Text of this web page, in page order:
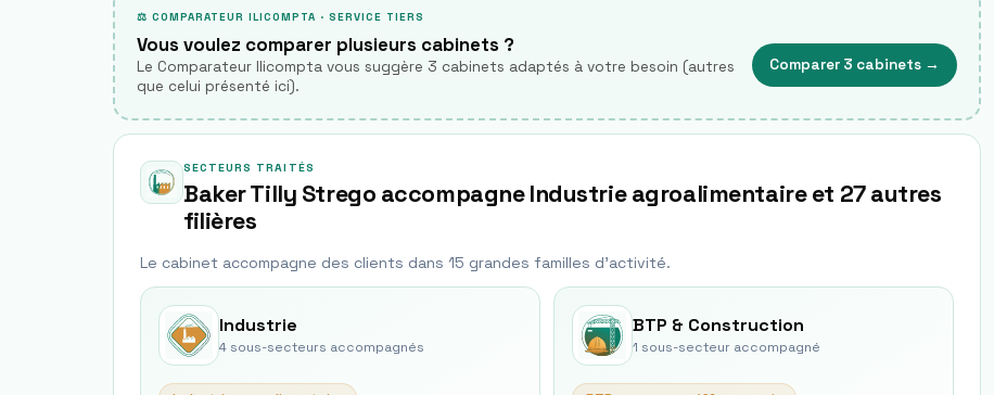
⚖ COMPARATEUR ILICOMPTA · SERVICE TIERS
Vous voulez comparer plusieurs cabinets ?
Le Comparateur Ilicompta vous suggère 3 cabinets adaptés à votre besoin (autres
que celui présenté ici).
Comparer 3 cabinets →
SECTEURS TRAITÉS
Baker Tilly Strego accompagne Industrie agroalimentaire et 27 autres
filières
Le cabinet accompagne des clients dans 15 grandes familles d'activité.
Industrie
4 sous-secteurs accompagnés
BTP & Construction
1 sous-secteur accompagné